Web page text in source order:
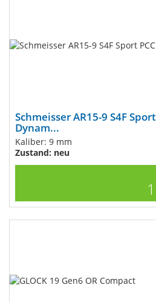
Schmeisser AR15-9 S4F
Dynam...
Kaliber: 9 mm
Zustand: neu